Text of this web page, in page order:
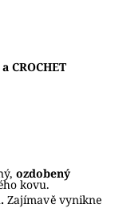
CROCHET
ozdobený
kovu.
Zajímavě vynikne